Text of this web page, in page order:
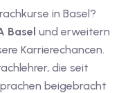
in Basel?
Basel und erweitern
Karrierechancen.
die seit
beigebracht